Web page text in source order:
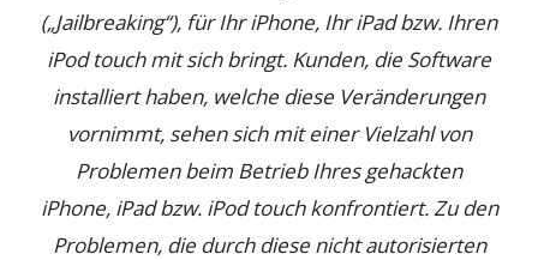
(„Jailbreaking“), für Ihr iPhone, Ihr iPad bzw. Ihren
iPod touch mit sich bringt. Kunden, die Software
installiert haben, welche diese Veränderungen
vornimmt, sehen sich mit einer Vielzahl von
Problemen beim Betrieb Ihres gehackten
iPhone, iPad bzw. iPod touch konfrontiert. Zu den
Problemen, die durch diese nicht autorisierten